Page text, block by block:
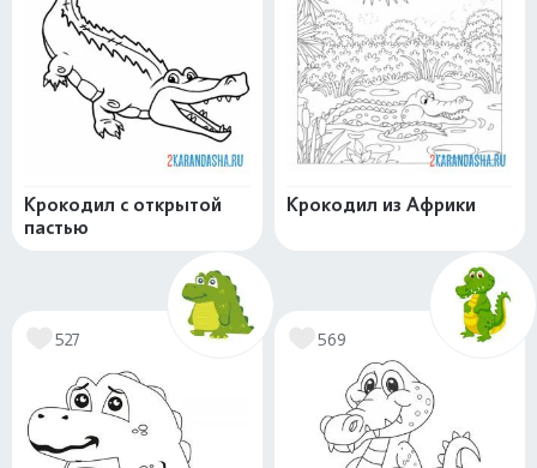
Крокодил с открытой
пастью
Крокодил из Африки
527 569